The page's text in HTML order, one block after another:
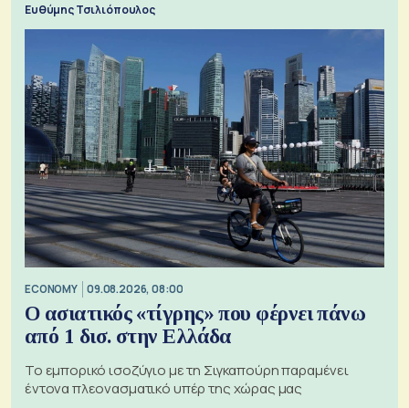
Ευθύμης Τσιλιόπουλος
ECONOMY 09.08.2026, 08:00
Ο ασιατικός «τίγρης» που φέρνει πάνω
από 1 δισ. στην Ελλάδα
Το εμπορικό ισοζύγιο με τη Σιγκαπούρη παραμένει
έντονα πλεονασματικό υπέρ της χώρας μας